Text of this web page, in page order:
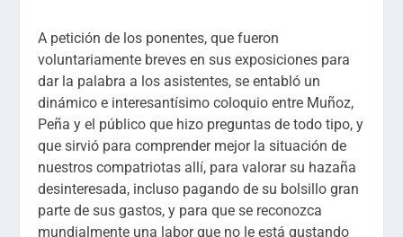
A petición de los ponentes, que fueron
voluntariamente breves en sus exposiciones para
dar la palabra a los asistentes, se entabló un
dinámico e interesantísimo coloquio entre Muñoz,
Peña y el público que hizo preguntas de todo tipo, y
que sirvió para comprender mejor la situación de
nuestros compatriotas allí, para valorar su hazaña
desinteresada, incluso pagando de su bolsillo gran
parte de sus gastos, y para que se reconozca
mundialmente una labor que no le está gustando